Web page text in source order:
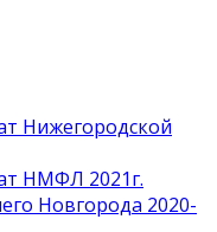
Нижегородской
НМФЛ 2021г.
Новгорода 2020-